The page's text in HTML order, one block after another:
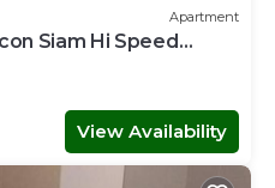
Apartment
Siam Hi Speed
View Availability